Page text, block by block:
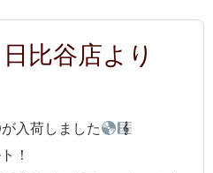
比谷店より
入荷しました
！